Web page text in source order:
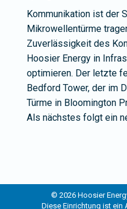
Kommunikation ist der
Mikrowellentürme
Zuverlässigkeit des
Hoosier Energy in
optimieren. Der letzte
Bedford Tower, der im
Türme in Bloomington
Als nächstes folgt ein
© 2026 Hoosier
Diese Einrichtung ist ein